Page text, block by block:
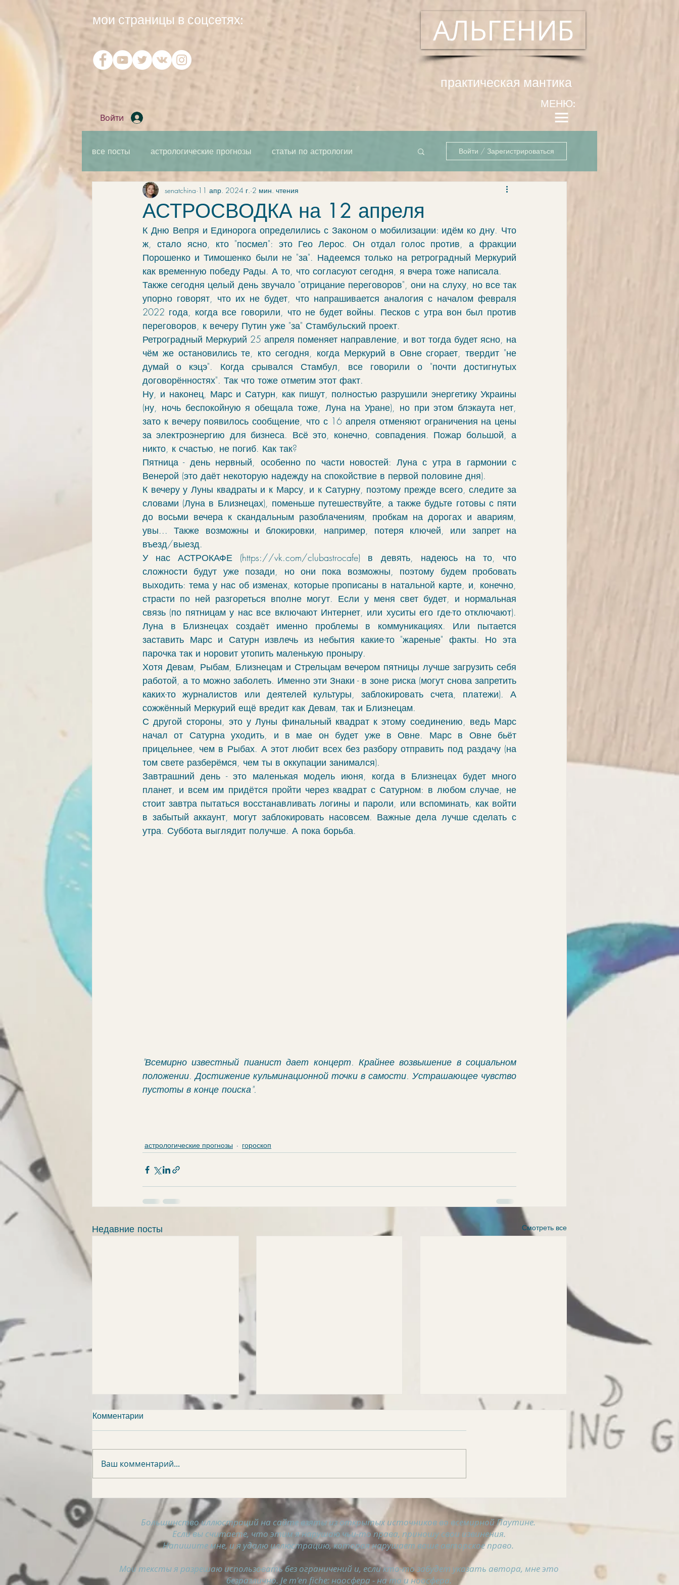
мои страницы в соцсетях: АЛЬГЕНИБ
практическая мантика
Войти
МЕНЮ:
все посты астрологические прогнозы статьи по астрологии
практическая мантика карта как единое целое
элементы связи обучение гороскоп элекции зодиак
ингрессии в знак апокрифы моделирование ректификация
проработка vocabulary руны
Войти / Зарегистрироваться
АСТРОСВОДКА на 12 апреля
senatchina 11 апр. 2024 г. 2 мин. чтения
К Дню Вепря и Единорога определились с Законом о мобилизации: идём ко дну. Что
ж, стало ясно, кто "посмел": это Гео Лерос. Он отдал голос против, а фракции
Порошенко и Тимошенко были не "за". Надеемся только на ретроградный Меркурий
как временную победу Рады. А то, что согласуют сегодня, я вчера тоже написала.
Также сегодня целый день звучало "отрицание переговоров", они на слуху, но все так
упорно говорят, что их не будет, что напрашивается аналогия с началом февраля
2022 года, когда все говорили, что не будет войны. Песков с утра вон был против
переговоров, к вечеру Путин уже "за" Стамбульский проект.
Ретроградный Меркурий 25 апреля поменяет направление, и вот тогда будет ясно, на
чём же остановились те, кто сегодня, когда Меркурий в Овне сгорает, твердит "не
думай о кэцэ". Когда срывался Стамбул, все говорили о "почти достигнутых
договорённостях". Так что тоже отметим этот факт.
Ну, и наконец, Марс и Сатурн, как пишут, полностью разрушили энергетику Украины
(ну, ночь беспокойную я обещала тоже, Луна на Уране), но при этом блэкаута нет,
зато к вечеру появилось сообщение, что с 16 апреля отменяют ограничения на цены
за электроэнергию для бизнеса. Всё это, конечно, совпадения. Пожар большой, а
никто, к счастью, не погиб. Как так?
Пятница - день нервный, особенно по части новостей: Луна с утра в гармонии с
Венерой (это даёт некоторую надежду на спокойствие в первой половине дня).
К вечеру у Луны квадраты и к Марсу, и к Сатурну, поэтому прежде всего, следите за
словами (Луна в Близнецах), поменьше путешествуйте, а также будьте готовы с пяти
до восьми вечера к скандальным разоблачениям, пробкам на дорогах и авариям,
увы... Также возможны и блокировки, например, потеря ключей, или запрет на
въезд/выезд.
У нас АСТРОКАФЕ (https://vk.com/clubastrocafe) в девять, надеюсь на то, что
сложности будут уже позади, но они пока возможны, поэтому будем пробовать
выходить: тема у нас об изменах, которые прописаны в натальной карте, и, конечно,
страсти по ней разгореться вполне могут. Если у меня свет будет, и нормальная
связь (по пятницам у нас все включают Интернет, или хуситы его где-то отключают).
Луна в Близнецах создаёт именно проблемы в коммуникациях. Или пытается
заставить Марс и Сатурн извлечь из небытия какие-то "жареные" факты. Но эта
парочка так и норовит утопить маленькую проныру.
Хотя Девам, Рыбам, Близнецам и Стрельцам вечером пятницы лучше загрузить себя
работой, а то можно заболеть. Именно эти Знаки - в зоне риска (могут снова запретить
каких-то журналистов или деятелей культуры, заблокировать счета, платежи). А
сожжённый Меркурий ещё вредит как Девам, так и Близнецам.
С другой стороны, это у Луны финальный квадрат к этому соединению, ведь Марс
начал от Сатурна уходить, и в мае он будет уже в Овне. Марс в Овне бьёт
прицельнее, чем в Рыбах. А этот любит всех без разбору отправить под раздачу (на
том свете разберёмся, чем ты в оккупации занимался).
Завтрашний день - это маленькая модель июня, когда в Близнецах будет много
планет, и всем им придётся пройти через квадрат с Сатурном: в любом случае, не
стоит завтра пытаться восстанавливать логины и пароли, или вспоминать, как войти
в забытый аккаунт, могут заблокировать насовсем. Важные дела лучше сделать с
утра. Суббота выглядит получше. А пока борьба.
"Всемирно известный пианист дает концерт. Крайнее возвышение в социальном
положении. Достижение кульминационной точки в самости. Устрашающее чувство
пустоты в конце поиска".
астрологические прогнозы гороскоп
Недавние посты Смотреть все
августа
августа
Комментарии
Ваш комментарий...
Большинство иллюстраций на сайте взяты из открытых источников во всемирной Паутине.
Если вы считаете, что этим я нарушаю чьи-то права, приношу свои извинения.
Напишите мне, и я удалю иллюстрацию, которая нарушает ваше авторское право.
Мои тексты я разрешаю использовать без ограничений и, если кто-то забудет указать автора, мне это
безразлично. Je m'en fiche: ноосфера - на то и ноосфера.